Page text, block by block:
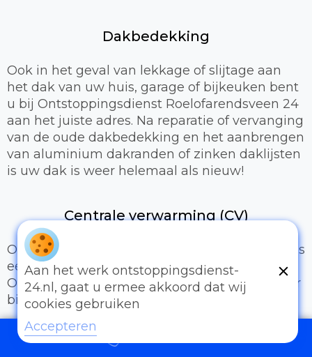
Dakbedekking
Ook in het geval van lekkage of slijtage aan
het dak van uw huis, garage of bijkeuken bent
u bij Ontstoppingsdienst Roelofarendsveen 24
aan het juiste adres. Na reparatie of vervanging
van de oude dakbedekking en het aanbrengen
van aluminium dakranden of zinken daklijsten
is uw dak is weer helemaal als nieuw!
Centrale verwarming (CV)
Om aangenaam te kunnen wonen of werken is
een prettig binnenklimaat van groot belang.
Onze loodgieters kunnen hiervoor zorgen door
bijvoorbeeld:
Het uitbreiden of compleet installeren van
Aan het werk ontstoppingsdienst-
24.nl, gaat u ermee akkoord dat wij
cookies gebruiken
Accepteren